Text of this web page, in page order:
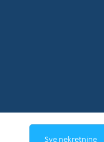
Sve nekretnine